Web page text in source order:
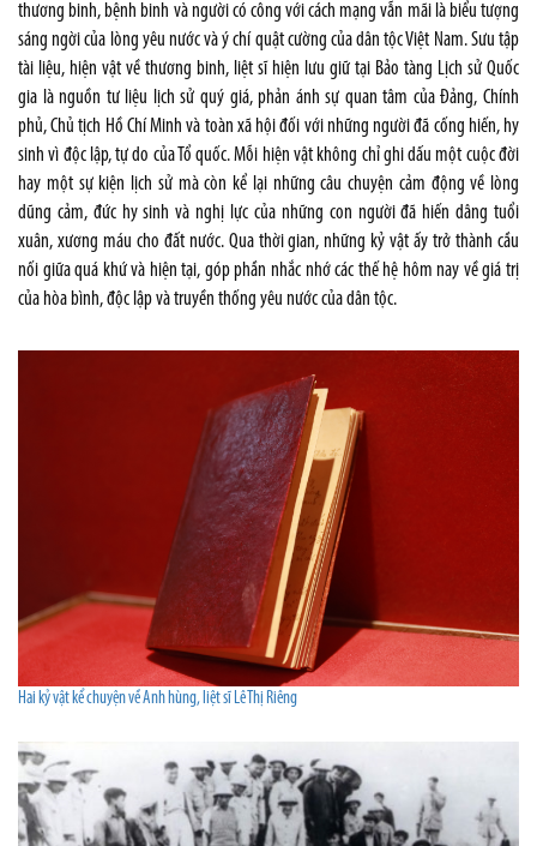
thương binh, bệnh binh và người có công với cách mạng vẫn mãi là biểu tượng
sáng ngời của lòng yêu nước và ý chí quật cường của dân tộc Việt Nam. Sưu tập
tài liệu, hiện vật về thương binh, liệt sĩ hiện lưu giữ tại Bảo tàng Lịch sử Quốc
gia là nguồn tư liệu lịch sử quý giá, phản ánh sự quan tâm của Đảng, Chính
phủ, Chủ tịch Hồ Chí Minh và toàn xã hội đối với những người đã cống hiến, hy
sinh vì độc lập, tự do của Tổ quốc. Mỗi hiện vật không chỉ ghi dấu một cuộc đời
hay một sự kiện lịch sử mà còn kể lại những câu chuyện cảm động về lòng
dũng cảm, đức hy sinh và nghị lực của những con người đã hiến dâng tuổi
xuân, xương máu cho đất nước. Qua thời gian, những kỷ vật ấy trở thành cầu
nối giữa quá khứ và hiện tại, góp phần nhắc nhớ các thế hệ hôm nay về giá trị
của hòa bình, độc lập và truyền thống yêu nước của dân tộc.
Hai kỷ vật kể chuyện về Anh hùng, liệt sĩ Lê Thị Riêng